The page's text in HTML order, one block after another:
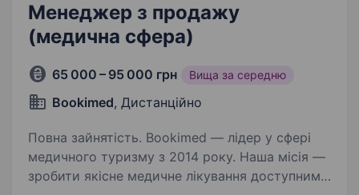
Менеджер з продажу
(медична сфера)
65 000 – 95 000 грн Вища за середню
Bookimed, Дистанційно
Повна зайнятість. Bookimed — лідер у сфері
медичного туризму з 2014 року. Наша місія —
зробити якісне медичне лікування доступним